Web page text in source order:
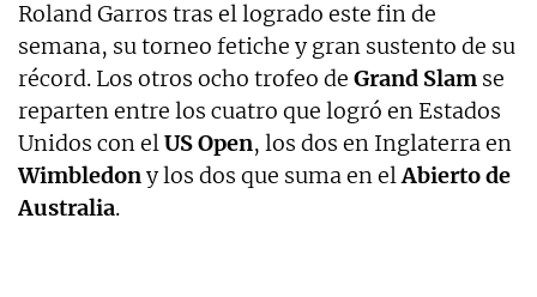
Roland Garros tras el logrado este fin de
semana, su torneo fetiche y gran sustento de su
récord. Los otros ocho trofeo de Grand Slam se
reparten entre los cuatro que logró en Estados
Unidos con elUSOpen, los dos en Inglaterra en
Wimbledony los dos que suma en elAbierto de
Australia.